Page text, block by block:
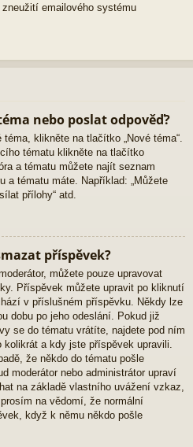
emailového systému
nebo poslat odpověď?
klikněte na tlačítko „Nové téma“.
tématu klikněte na tlačítko
a tématu můžete najít seznam
a tématu máte. Například: „Můžete
přílohy“ atd.
příspěvek?
můžete pouze upravovat
Příspěvek můžete upravit po kliknutí
v příslušném příspěvku. Někdy lze
dobu po jeho odeslání. Pokud již
se do tématu vrátíte, najdete pod ním
a kdy jste příspěvek upravili.
že někdo do tématu pošle
moderátor nebo administrátor upraví
na základě vlastního uvážení vzkaz,
na vědomí, že normální
když k němu někdo pošle